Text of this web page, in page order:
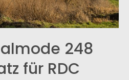
248
für RDC